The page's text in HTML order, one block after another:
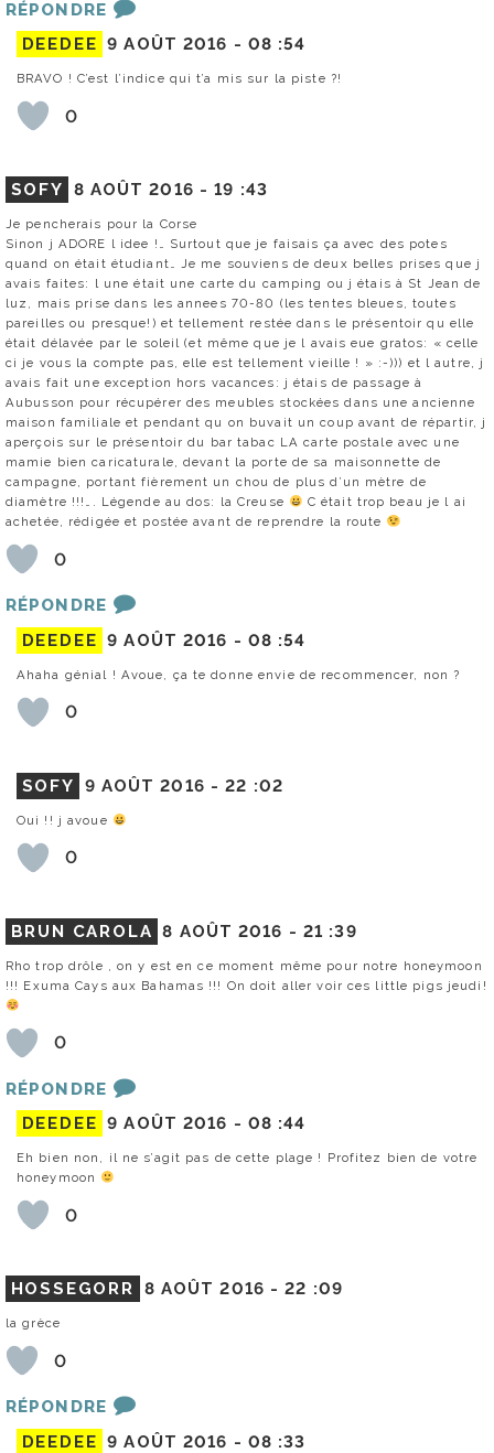
RÉPONDRE
DEEDEE 9 AOÛT 2016 - 08 :54
BRAVO ! C’est l’indice qui t’a mis sur la piste ?!
0
SOFY 8 AOÛT 2016 -19 :43
Je pencherais pour la Corse
Sinon j ADORE l idee !… Surtout que je faisais ça avec des potes
quand on était étudiant… Je me souviens de deux belles prises que j
avais faites: l une était une carte du camping ou j étais à St Jean de
luz, mais prise dans les annees 70-80 (les tentes bleues, toutes
pareilles ou presque!) et tellement restée dans le présentoir qu elle
était délavée par le soleil (et même que je l avais eue gratos: « celle
ci je vous la compte pas, elle est tellement vieille ! » :-))) et l autre, j
avais fait une exception hors vacances: j étais de passage à
Aubusson pour récupérer des meubles stockées dans une ancienne
maison familiale et pendant qu on buvait un coup avant de répartir, j
aperçois sur le présentoir du bar tabac LA carte postale avec une
mamie bien caricaturale, devant la porte de sa maisonnette de
campagne, portant fièrement un chou de plus d’un mètre de
diamètre !!!…. Légende au dos: la Creuse
C était trop beau je l ai
achetée, rédigée et postée avant de reprendre la route
0
RÉPONDRE
DEEDEE 9 AOÛT 2016 - 08 :54
Ahaha génial ! Avoue, ça te donne envie de recommencer, non ?
0
SOFY 9 AOÛT 2016 -22 :02
Oui !! j avoue
0
BRUN CAROLA 8 AOÛT 2016 - 21 :39
Rho trop drôle , on y est en ce moment même pour notre honeymoon
!!! Exuma Cays aux Bahamas !!! On doit aller voir ces little pigs jeudi!
0
RÉPONDRE
DEEDEE 9 AOÛT 2016 - 08 :44
Eh bien non, il ne s’agit pas de cette plage ! Profitez bien de votre
honeymoon
0
HOSSEGORR 8 AOÛT 2016 -22 :09
la grèce
0
RÉPONDRE
DEEDEE 9 AOÛT 2016 - 08 :33